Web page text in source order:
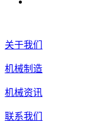
关于我们
机械制造
机械资讯
联系我们